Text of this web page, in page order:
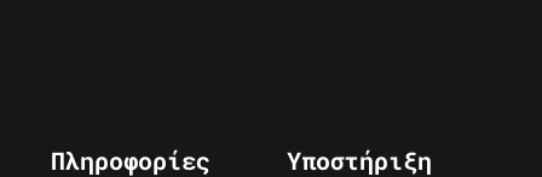
Πληροφορίες Υποστήριξη